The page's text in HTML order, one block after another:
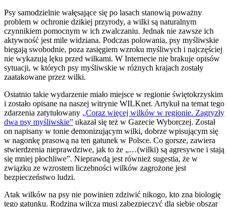
Psy samodzielnie wałęsające się po lasach stanowią poważny
problem w ochronie dzikiej przyrody, a wilki są naturalnym
czynnikiem pomocnym w ich zwalczaniu. Jednak nie zawsze ich
aktywność jest mile widziana. Podczas polowania, psy myśliwskie
biegają swobodnie, poza zasięgiem wzroku myśliwych i najczęściej
nie wykazują lęku przed wilkami. W Internecie nie brakuje opisów
sytuacji, w których psy myśliwskie w różnych krajach zostały
zaatakowane przez wilki.
Ostatnio takie wydarzenie miało miejsce w regionie świętokrzyskim
i zostało opisane na naszej witrynie WILKnet. Artykuł na temat tego
zdarzenia zatytułowany „Coraz więcej wilków w regionie. Zagryzły
dwa psy myśliwskie” ukazał się też w Gazecie Wyborczej. Został
on napisany w tonie demonizującym wilki, dobrze wpisującym się
w nagonkę prasową na ten gatunek w Polsce. Co gorsze, zawiera
stwierdzenia nieprawdziwe, jak to że „…(wilki) są agresywne i stają
się mniej płochliwe”. Nieprawdą jest również sugestia, że w
związku ze wzrostem liczebności wilków zagrożone jest
bezpieczeństwo ludzi.
Atak wilków na psy nie powinien zdziwić nikogo, kto zna biologię
tego gatunku. Rodzina wilcza musi zabezpieczyć dla siebie obszar